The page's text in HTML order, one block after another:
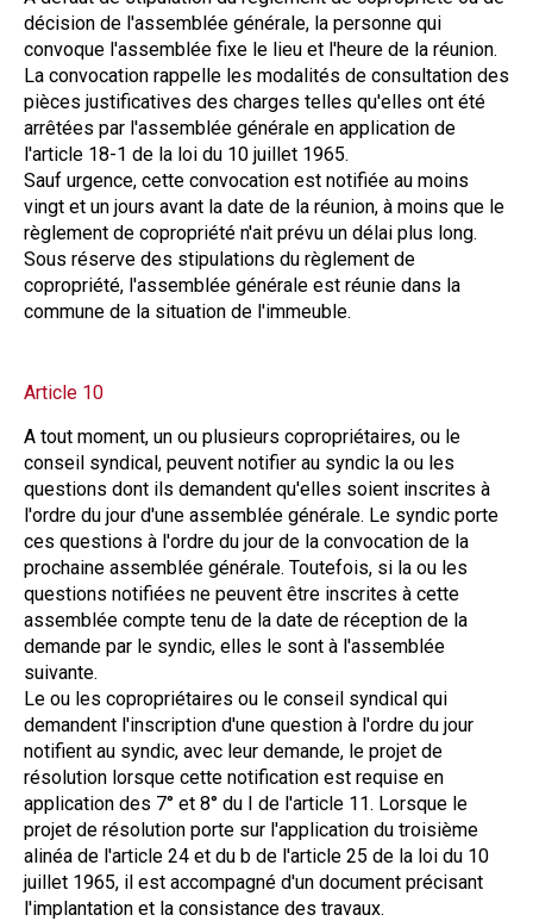
décision de l'assemblée générale, la personne qui
convoque l'assemblée fixe le lieu et l'heure de la réunion.
La convocation rappelle les modalités de consultation des
pièces justificatives des charges telles qu'elles ont été
arrêtées par l'assemblée générale en application de
l'article 18-1 de la loi du 10 juillet 1965.
Sauf urgence, cette convocation est notifiée au moins
vingt et un jours avant la date de la réunion, à moins que le
règlement de copropriété n'ait prévu un délai plus long.
Sous réserve des stipulations du règlement de
copropriété, l'assemblée générale est réunie dans la
commune de la situation de l'immeuble.
Article 10
A tout moment, un ou plusieurs copropriétaires, ou le
conseil syndical, peuvent notifier au syndic la ou les
questions dont ils demandent qu'elles soient inscrites à
l'ordre du jour d'une assemblée générale. Le syndic porte
ces questions à l'ordre du jour de la convocation de la
prochaine assemblée générale. Toutefois, si la ou les
questions notifiées ne peuvent être inscrites à cette
assemblée compte tenu de la date de réception de la
demande par le syndic, elles le sont à l'assemblée
suivante.
Le ou les copropriétaires ou le conseil syndical qui
demandent l'inscription d'une question à l'ordre du jour
notifient au syndic, avec leur demande, le projet de
résolution lorsque cette notification est requise en
application des 7° et 8° du I de l'article 11. Lorsque le
projet de résolution porte sur l'application du troisième
alinéa de l'article 24 et du b de l'article 25 de la loi du 10
juillet 1965, il est accompagné d'un document précisant
l'implantation et la consistance des travaux.